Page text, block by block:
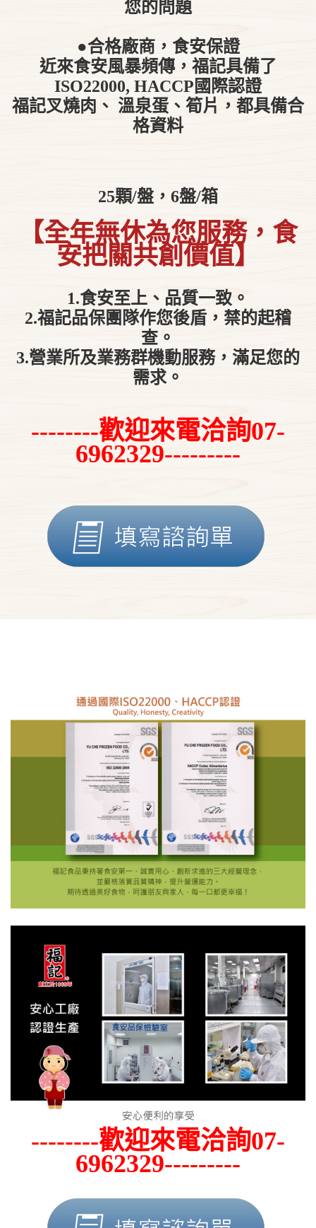
您的問題
●合格廠商，食安保證
近來食安風暴頻傳，福記具備了
ISO22000, HACCP國際認證
福記叉燒肉、 溫泉蛋、筍片，都具備合
格資料
25顆/盤，6盤/箱
【全年無休為您服務，食
安把關共創價值】
1.食安至上、品質一致。
2.福記品保團隊作您後盾，禁的起稽
查。
3.營業所及業務群機動服務，滿足您的
需求。
--------歡迎來電洽詢07-
6962329---------
--------歡迎來電洽詢07-
6962329---------